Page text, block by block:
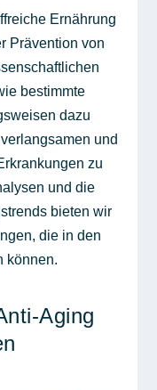
Ernährung
Prävention von
bestimmte
dazu
und
zu
und die
bieten wir
die in den
können.
Aging